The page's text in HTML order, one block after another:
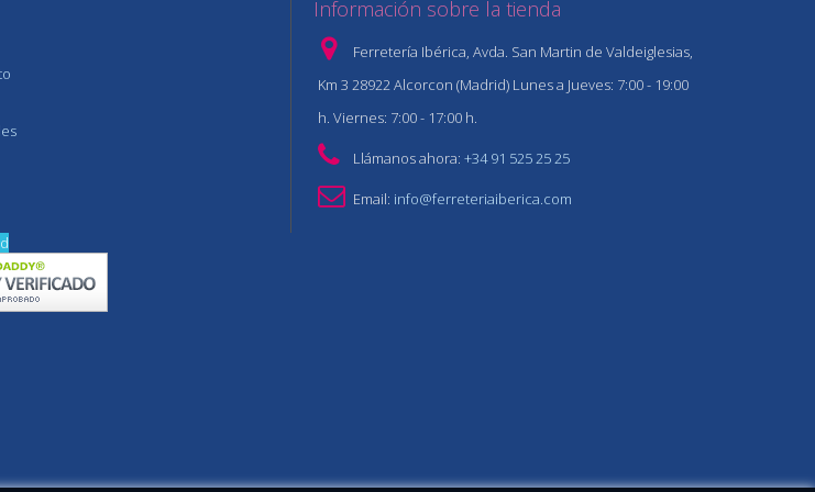
Información sobre la tienda
Ferretería Ibérica, Avda. San Martin de Valdeiglesias,
Km 3 28922 Alcorcon (Madrid) Lunes a Jueves: 7:00 - 19:00
h. Viernes: 7:00 - 17:00 h.
Llámanos ahora: +34 91 525 25 25
Email: info@ferreteriaiberica.com